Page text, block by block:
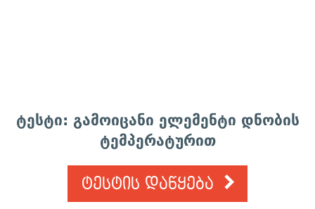
ტესტი: გამოიცანი ელემენტი დნობის
ტემპერატურით
ტესტის დაწყება